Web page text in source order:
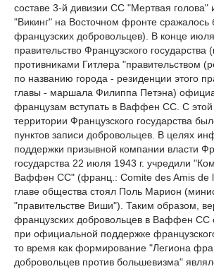
составе 3-й дивизии СС "Мертвая голова"
"Викинг" на Восточном фронте сражалось
французских добровольцев). В конце июля
правительство Французского государства
противниками Гитлера "правительством
по названию города - резиденции этого
главы - маршала Филиппа Петэна)
французам вступать в Ваффен СС. С
территории Французского государства
пунктов записи добровольцев. В целях
поддержки призывной компании власти
государства 22 июля 1943 г. учредили
Ваффен СС" (франц.: Comite des Amis de
главе общества стоял Поль Марион
"правительстве Виши"). Таким образом,
французских добровольцев в Ваффен СС
при официальной поддержке
то время как формирование "Легиона
добровольцев против большевизма"